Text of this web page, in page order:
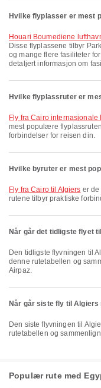
Hvilke flyplasser er mest
Houari Boumediene
Disse flyplassene tilbyr
og mange flere fasiliteter
detaljert informasjon om
Hvilke flyplassruter er
fly fra Cairo
mest populære
forbindelser for reisen din.
Hvilke byruter er mest
fly fra Cairo til Algiers er
rutene tilbyr praktiske
Når går det tidligste flyet
Den tidligste flyvningen til Algiers med EgyptAir går kl. 09:10. Du kan se
denne rutetabellen og
Airpaz.
Når går siste fly til Algiers
Den siste flyvningen til Algiers med EgyptAir går kl. 21:45. Du kan se denne
rutetabellen og
Populær rute med